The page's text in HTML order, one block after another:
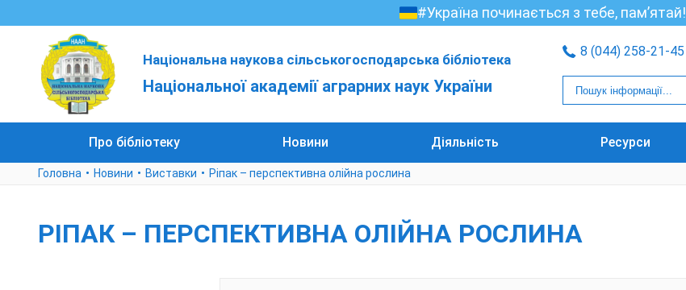
#Україна починається з тебе, пам’ятай!
Національна наукова сільськогосподарська бібліотека
Національної академії аграрних наук України
8 (044) 258-21-45
Про бібліотеку Новини Діяльність Ресурси
Головна Новини Виставки Ріпак – перспективна олійна рослина
РІПАК – ПЕРСПЕКТИВНА ОЛІЙНА РОСЛИНА